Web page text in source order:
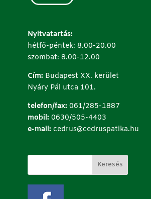
Nyitvatartás:
hétfő-péntek: 8.00-20.00
szombat: 8.00-12.00
Cím: Budapest XX. kerület
Nyáry Pál utca 101.
telefon/fax: 061/285-1887
mobil: 0630/505-4403
e-mail: cedrus@cedruspatika.hu